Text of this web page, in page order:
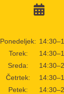
Ponedeljek:
Torek:
Sreda:
Četrtek:
Petek: